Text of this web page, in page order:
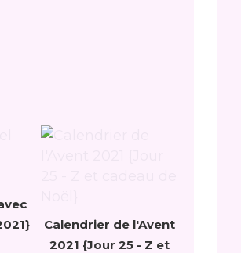
Calendrier de l'Avent
2021 {Jour 25 - Z et